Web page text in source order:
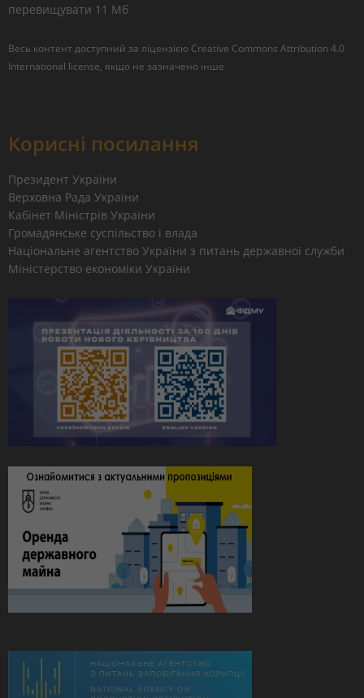
перевищувати 11 Мб
Весь контент доступний за ліцензією Creative Commons Attribution 4.0
International license, якщо не зазначено інше
Корисні посилання
Президент України
Верховна Рада України
Кабінет Міністрів України
Громадянське суспільство і влада
Національне агентство України з питань державної служби
Міністерство економіки України